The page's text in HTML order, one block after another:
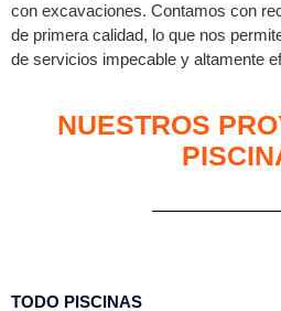
con excavaciones. Contamos con
de primera calidad, lo que nos
de servicios impecable y altamente
NUESTROS
TODO PISCINAS